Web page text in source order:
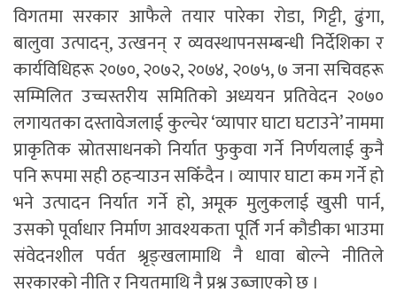
विगतमा सरकार आफैले तयार पारेका रोडा, गिट्टी, ढुंगा,
बालुवा उत्पादन्, उत्खनन् र व्यवस्थापनसम्बन्धी निर्देशिका र
कार्यविधिहरू २०७०, २०७२, २०७४, २०७५, ७ जना सचिवहरू
सम्मिलित उच्चस्तरीय समितिको अध्ययन प्रतिवेदन २०७०
लगायतका दस्तावेजलाई कुल्चेर ‘व्यापार घाटा घटाउने’ नाममा
प्राकृतिक स्रोतसाधनको निर्यात फुकुवा गर्ने निर्णयलाई कुनै
पनि रूपमा सही ठहर्‍याउन सकिँदैन । व्यापार घाटा कम गर्ने हो
भने उत्पादन निर्यात गर्ने हो, अमूक मुलुकलाई खुसी पार्न,
उसको पूर्वाधार निर्माण आवश्यकता पूर्ति गर्न कौडीका भाउमा
संवेदनशील पर्वत श्रृङ्खलामाथि नै धावा बोल्ने नीतिले
सरकारको नीति र नियतमाथि नै प्रश्न उब्जाएको छ ।